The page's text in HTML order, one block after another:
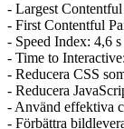
- Largest
- First Contentful
- Speed Index: 4,6
- Time to
- Reducera CSS
- Reducera
- Använd effektiva
- Förbättra